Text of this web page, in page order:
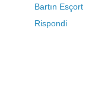
Bartın Esçort
Rispondi